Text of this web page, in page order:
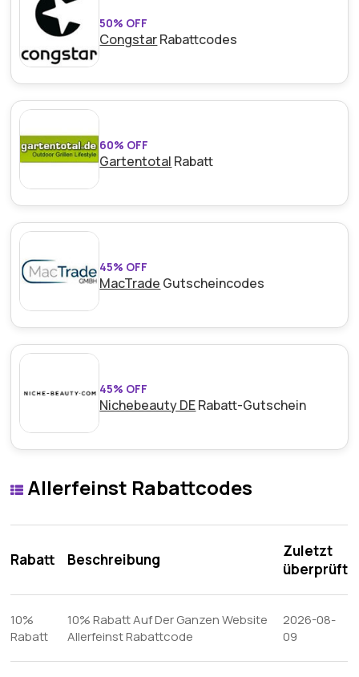
50% OFF
CongstarRabattcodes
60% OFF
Gartentotal Rabatt
45% OFF
MacTrade Gutscheincodes
45% OFF
Nichebeauty DERabatt-Gutschein
Allerfeinst Rabattcodes
Rabatt Beschreibung
Zuletzt
überprüft
10%
Rabatt
10% Rabatt Auf Der Ganzen Website
Allerfeinst Rabattcode
2026-08-
09